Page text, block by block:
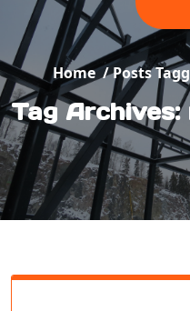
Home/Posts
Tag Archives: